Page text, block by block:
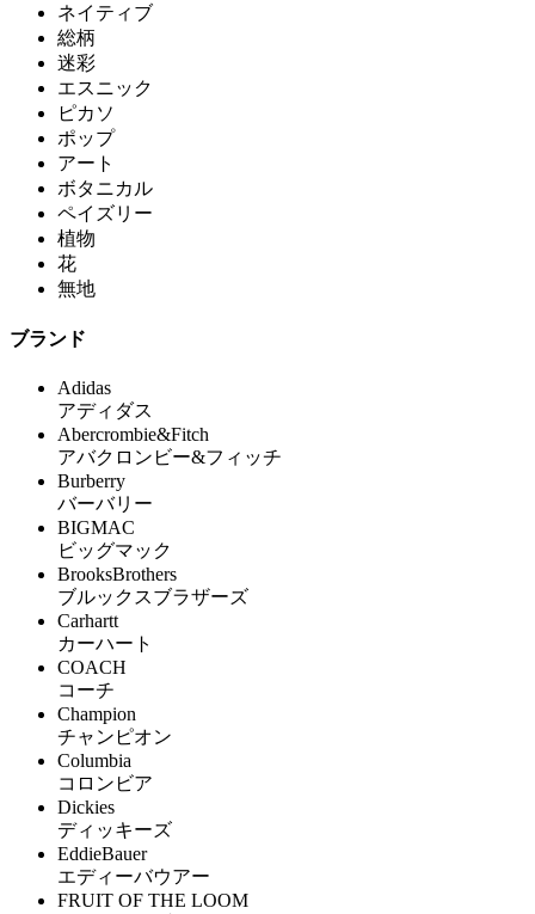
ネイティブ
総柄
迷彩
エスニック
ピカソ
ポップ
アート
ボタニカル
ペイズリー
植物
花
無地
ブランド
Adidas
アディダス
Abercrombie&Fitch
アバクロンビー&フィッチ
Burberry
バーバリー
BIGMAC
ビッグマック
BrooksBrothers
ブルックスブラザーズ
Carhartt
カーハート
COACH
コーチ
Champion
チャンピオン
Columbia
コロンビア
Dickies
ディッキーズ
EddieBauer
エディーバウアー
FRUIT OF THE LOOM